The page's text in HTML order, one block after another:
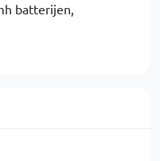
batterijen,